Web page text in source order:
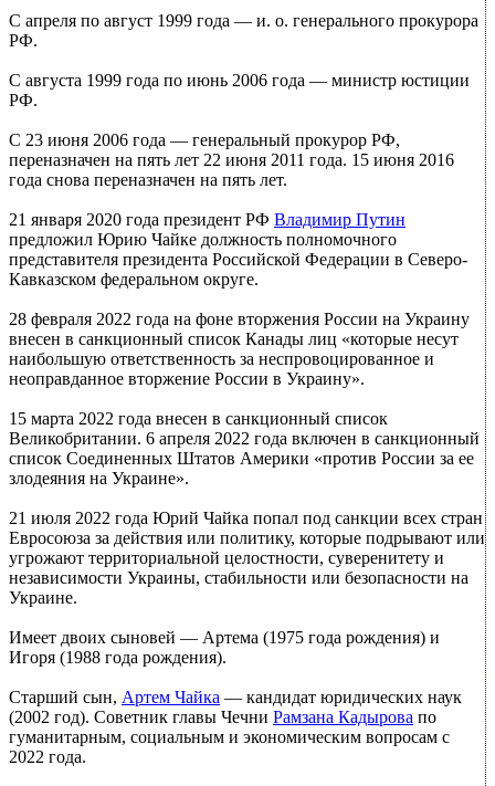
С апреля по август 1999 года — и. о. генерального прокурора
РФ.
С августа 1999 года по июнь 2006 года — министр юстиции
РФ.
С 23 июня 2006 года — генеральный прокурор РФ,
переназначен на пять лет 22 июня 2011 года. 15 июня 2016
года снова переназначен на пять лет.
21 января 2020 года президент РФ Владимир Путин
предложил Юрию Чайке должность полномочного
представителя президента Российской Федерации в Северо-
Кавказском федеральном округе.
28 февраля 2022 года на фоне вторжения России на Украину
внесен в санкционный список Канады лиц «которые несут
наибольшую ответственность за неспровоцированное и
неоправданное вторжение России в Украину».
15 марта 2022 года внесен в санкционный список
Великобритании. 6 апреля 2022 года включен в санкционный
список Соединенных Штатов Америки «против России за ее
злодеяния на Украине».
21 июля 2022 года Юрий Чайка попал под санкции всех стран
Евросоюза за действия или политику, которые подрывают или
угрожают территориальной целостности, суверенитету и
независимости Украины, стабильности или безопасности на
Украине.
Имеет двоих сыновей — Артема (1975 года рождения) и
Игоря (1988 года рождения).
Старший сын, Артем Чайка — кандидат юридических наук
(2002 год). Советник главы Чечни Рамзана Кадырова по
гуманитарным, социальным и экономическим вопросам с
2022 года.